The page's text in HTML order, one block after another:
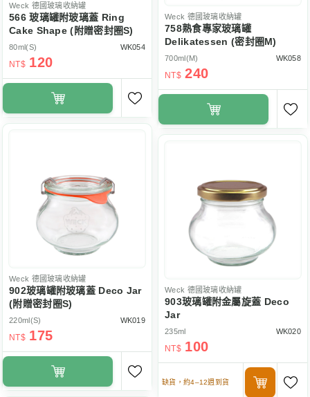
Weck 德國玻璃收納罐
566 玻璃罐附玻璃蓋 Ring
Cake Shape (附贈密封圈S)
80ml(S) WK054
NT$ 120
Weck 德國玻璃收納罐
758熟食專家玻璃罐
Delikatessen (密封圈M)
700ml(M) WK058
NT$ 240
Weck 德國玻璃收納罐
902玻璃罐附玻璃蓋 Deco Jar
(附贈密封圈S)
220ml(S) WK019
NT$ 175
Weck 德國玻璃收納罐
903玻璃罐附金屬旋蓋 Deco
Jar
235ml WK020
NT$ 100
缺貨，約4–12週到貨